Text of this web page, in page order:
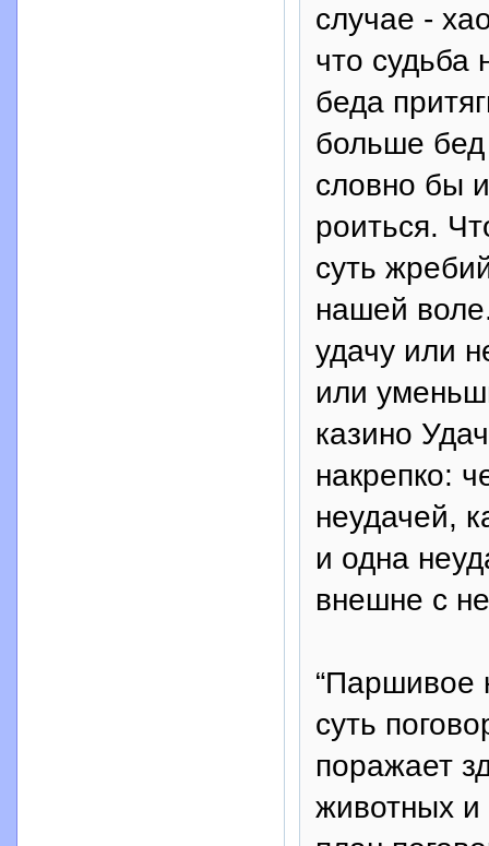
случае -
что судьба
беда
больше
словно бы
роиться.
суть
нашей
удачу или
или
казино
накрепко:
неудачей,
и одна
внешне с
“Паршивое
суть
поражает
животных